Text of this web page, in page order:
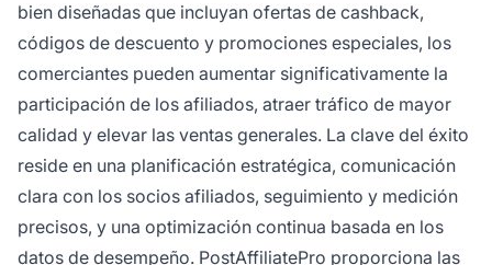
bien diseñadas que incluyan ofertas de cashback,
códigos de descuento y promociones especiales, los
comerciantes pueden aumentar significativamente la
participación de los afiliados, atraer tráfico de mayor
calidad y elevar las ventas generales. La clave del éxito
reside en una planificación estratégica, comunicación
clara con los socios afiliados, seguimiento y medición
precisos, y una optimización continua basada en los
datos de desempeño. PostAffiliatePro proporciona las